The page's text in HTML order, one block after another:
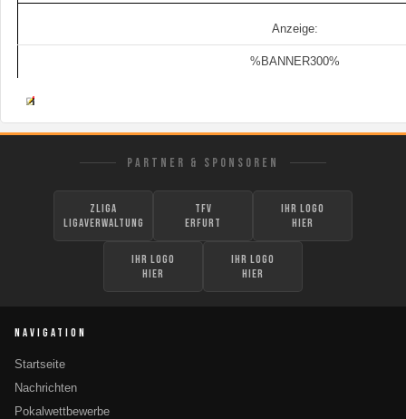
Anzeige:
%BANNER300%
PARTNER & SPONSOREN
zLiga
Ligaverwaltung
TFV
Erfurt
Ihr Logo
hier
Ihr Logo
hier
Ihr Logo
hier
NAVIGATION
Startseite
Nachrichten
Pokalwettbewerbe